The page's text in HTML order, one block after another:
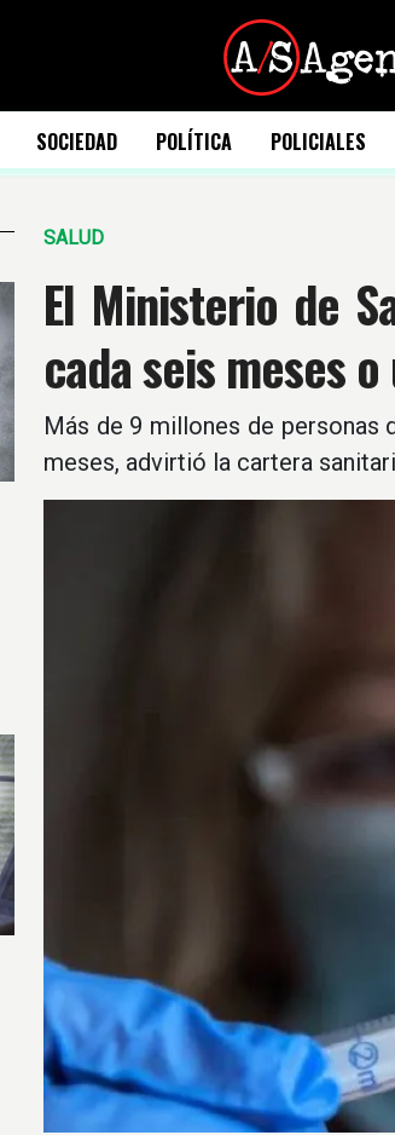
SOCIEDAD POLÍTICA POLICIALES
SALUD
El Ministerio de
cada seis meses
Más de 9 millones de personas
meses, advirtió la cartera